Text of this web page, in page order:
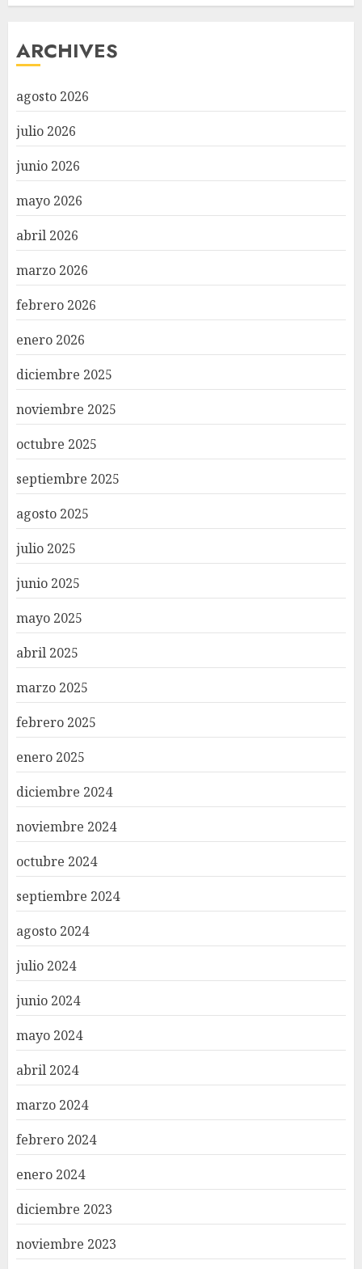
ARCHIVES
agosto 2026
julio 2026
junio 2026
mayo 2026
abril 2026
marzo 2026
febrero 2026
enero 2026
diciembre 2025
noviembre 2025
octubre 2025
septiembre 2025
agosto 2025
julio 2025
junio 2025
mayo 2025
abril 2025
marzo 2025
febrero 2025
enero 2025
diciembre 2024
noviembre 2024
octubre 2024
septiembre 2024
agosto 2024
julio 2024
junio 2024
mayo 2024
abril 2024
marzo 2024
febrero 2024
enero 2024
diciembre 2023
noviembre 2023